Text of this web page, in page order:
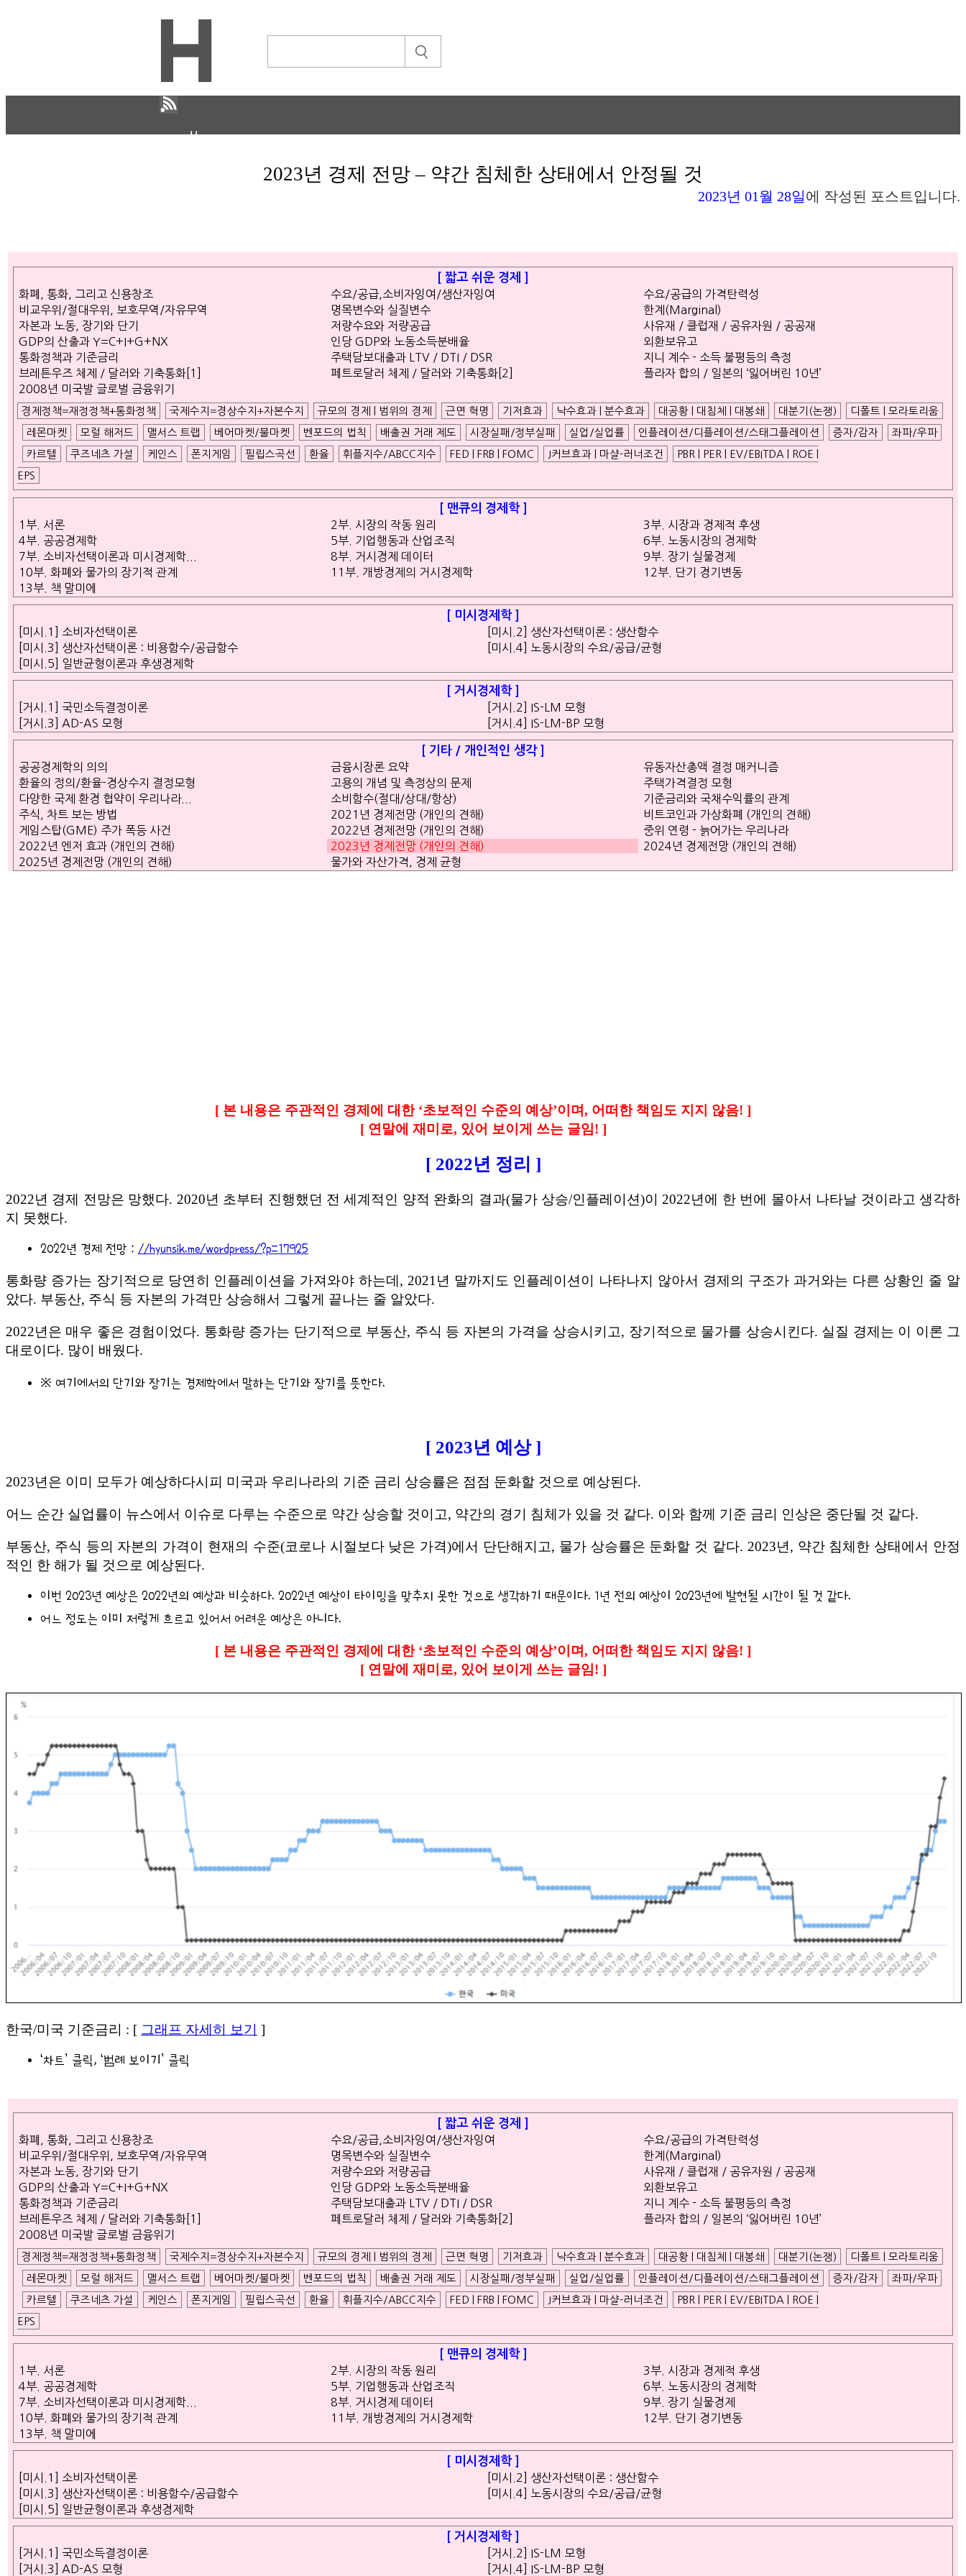
H
2023년 경제 전망 – 약간 침체한 상태에서 안정될 것
2023년 01월 28일에 작성된 포스트입니다.
[ 짧고 쉬운 경제 ]
화폐, 통화, 그리고 신용창조 수요/공급,소비자잉여/생산자잉여
수요/공급의 가격탄력성
비교우위/절대우위, 보호무역/자유무역
명목변수와 실질변수
한계(Marginal)
자본과 노동, 장기와 단기
저량수요와 저량공급
사유재 / 클럽재 / 공유자원 / 공공재
GDP의 산출과 Y=C+I+G+NX
인당 GDP와 노동소득분배율
외환보유고
통화정책과 기준금리
주택담보대출과 LTV / DTI / DSR
지니 계수 - 소득 불평등의 측정
브레튼우즈 체제 / 달러와 기축통화[1]
페트로달러 체제 / 달러와 기축통화[2]
플라자 합의 / 일본의 ‘잃어버린 10년’
2008년 미국발 글로벌 금융위기
경제정책=재정정책+통화정책 국제수지=경상수지+자본수지 규모의 경제 | 범위의 경제 근면 혁명 기저효과 낙수효과 | 분수효과 대공황 | 대침체 | 대봉쇄 대분기(논쟁)
디폴트 | 모라토리움
레몬마켓
모럴 해저드 맬서스 트랩 베어마켓/불마켓 벤포드의 법칙 배출권 거래 제도 시장실패/정부실패 실업/실업률 인플레이션/디플레이션/스태그플레이션 증자/감자
좌파/우파
카르텔
쿠즈네츠 가설 케인스 폰지게임 필립스곡선 환율 휘플지수/ABCC지수 FED | FRB | FOMC J커브효과 | 마샬-러너조건
PBR | PER | EV/EBITDA | ROE |
EPS
[ 맨큐의 경제학 ]
1부. 서론 2부. 시장의 작동 원리
3부. 시장과 경제적 후생
4부. 공공경제학
5부. 기업행동과 산업조직
6부. 노동시장의 경제학
7부. 소비자선택이론과 미시경제학...
8부. 거시경제 데이터
9부. 장기 실물경제
10부. 화폐와 물가의 장기적 관계
11부. 개방경제의 거시경제학
12부. 단기 경기변동
13부. 책 말미에
[ 미시경제학 ]
[미시.1] 소비자선택이론
[미시.2] 생산자선택이론 : 생산함수
[미시.3] 생산자선택이론 : 비용함수/공급함수
[미시.4] 노동시장의 수요/공급/균형
[미시.5] 일반균형이론과 후생경제학
[ 거시경제학 ]
[거시.1] 국민소득결정이론
[거시.2] IS-LM 모형
[거시.3] AD-AS 모형
[거시.4] IS-LM-BP 모형
[ 기타 / 개인적인 생각 ]
공공경제학의 의의 금융시장론 요약
유동자산총액 결정 매커니즘
환율의 정의/환율-경상수지 결정모형
고용의 개념 및 측정상의 문제
주택가격결정 모형
다양한 국제 환경 협약이 우리나라...
소비함수(절대/상대/항상)
기준금리와 국채수익률의 관계
주식, 차트 보는 방법
2021년 경제전망 (개인의 견해)
비트코인과 가상화폐 (개인의 견해)
게임스탑(GME) 주가 폭등 사건
2022년 경제전망 (개인의 견해)
중위 연령 - 늙어가는 우리나라
2022년 엔저 효과 (개인의 견해)
2023년 경제전망 (개인의 견해)
2024년 경제전망 (개인의 견해)
2025년 경제전망 (개인의 견해)
물가와 자산가격, 경제 균형
[ 본 내용은 주관적인 경제에 대한 ‘초보적인 수준의 예상’이며, 어떠한 책임도 지지 않음! ]
[ 연말에 재미로, 있어 보이게 쓰는 글임! ]
[ 2022년 정리 ]
2022년 경제 전망은 망했다. 2020년 초부터 진행했던 전 세계적인 양적 완화의 결과(물가 상승/인플레이션)이 2022년에 한 번에 몰아서 나타날 것이라고 생각하
지 못했다.
2022년 경제 전망 : //hyunsik.me/wordpress/?p=17925
통화량 증가는 장기적으로 당연히 인플레이션을 가져와야 하는데, 2021년 말까지도 인플레이션이 나타나지 않아서 경제의 구조가 과거와는 다른 상황인 줄 알
았다. 부동산, 주식 등 자본의 가격만 상승해서 그렇게 끝나는 줄 알았다.
2022년은 매우 좋은 경험이었다. 통화량 증가는 단기적으로 부동산, 주식 등 자본의 가격을 상승시키고, 장기적으로 물가를 상승시킨다. 실질 경제는 이 이론 그
대로이다. 많이 배웠다.
※ 여기에서의 단기와 장기는 경제학에서 말하는 단기와 장기를 뜻한다.
[ 2023년 예상 ]
2023년은 이미 모두가 예상하다시피 미국과 우리나라의 기준 금리 상승률은 점점 둔화할 것으로 예상된다.
어느 순간 실업률이 뉴스에서 이슈로 다루는 수준으로 약간 상승할 것이고, 약간의 경기 침체가 있을 것 같다. 이와 함께 기준 금리 인상은 중단될 것 같다.
부동산, 주식 등의 자본의 가격이 현재의 수준(코로나 시절보다 낮은 가격)에서 단단해지고, 물가 상승률은 둔화할 것 같다. 2023년, 약간 침체한 상태에서 안정
적인 한 해가 될 것으로 예상된다.
이번 2023년 예상은 2022년의 예상과 비슷하다. 2022년 예상이 타이밍을 맞추지 못한 것으로 생각하기 때문이다. 1년 전의 예상이 2023년에 발현될 시간이 될 것 같다.
어느 정도는 이미 저렇게 흐르고 있어서 어려운 예상은 아니다.
[ 본 내용은 주관적인 경제에 대한 ‘초보적인 수준의 예상’이며, 어떠한 책임도 지지 않음! ]
[ 연말에 재미로, 있어 보이게 쓰는 글임! ]
한국/미국 기준금리 : [ 그래프 자세히 보기 ]
‘차트’ 클릭, ‘범례 보이기’ 클릭
[ 짧고 쉬운 경제 ]
화폐, 통화, 그리고 신용창조 수요/공급,소비자잉여/생산자잉여
수요/공급의 가격탄력성
비교우위/절대우위, 보호무역/자유무역
명목변수와 실질변수
한계(Marginal)
자본과 노동, 장기와 단기
저량수요와 저량공급
사유재 / 클럽재 / 공유자원 / 공공재
GDP의 산출과 Y=C+I+G+NX
인당 GDP와 노동소득분배율
외환보유고
통화정책과 기준금리
주택담보대출과 LTV / DTI / DSR
지니 계수 - 소득 불평등의 측정
브레튼우즈 체제 / 달러와 기축통화[1]
페트로달러 체제 / 달러와 기축통화[2]
플라자 합의 / 일본의 ‘잃어버린 10년’
2008년 미국발 글로벌 금융위기
경제정책=재정정책+통화정책 국제수지=경상수지+자본수지 규모의 경제 | 범위의 경제 근면 혁명 기저효과 낙수효과 | 분수효과 대공황 | 대침체 | 대봉쇄 대분기(논쟁)
디폴트 | 모라토리움
레몬마켓
모럴 해저드 맬서스 트랩 베어마켓/불마켓 벤포드의 법칙 배출권 거래 제도 시장실패/정부실패 실업/실업률 인플레이션/디플레이션/스태그플레이션 증자/감자
좌파/우파
카르텔
쿠즈네츠 가설 케인스 폰지게임 필립스곡선 환율 휘플지수/ABCC지수 FED | FRB | FOMC J커브효과 | 마샬-러너조건
PBR | PER | EV/EBITDA | ROE |
EPS
[ 맨큐의 경제학 ]
1부. 서론 2부. 시장의 작동 원리
3부. 시장과 경제적 후생
4부. 공공경제학
5부. 기업행동과 산업조직
6부. 노동시장의 경제학
7부. 소비자선택이론과 미시경제학...
8부. 거시경제 데이터
9부. 장기 실물경제
10부. 화폐와 물가의 장기적 관계
11부. 개방경제의 거시경제학
12부. 단기 경기변동
13부. 책 말미에
[ 미시경제학 ]
[미시.1] 소비자선택이론
[미시.2] 생산자선택이론 : 생산함수
[미시.3] 생산자선택이론 : 비용함수/공급함수
[미시.4] 노동시장의 수요/공급/균형
[미시.5] 일반균형이론과 후생경제학
[ 거시경제학 ]
[거시.1] 국민소득결정이론
[거시.2] IS-LM 모형
[거시.3] AD-AS 모형
[거시.4] IS-LM-BP 모형